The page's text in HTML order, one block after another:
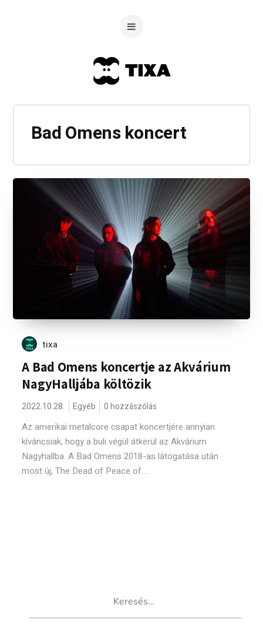
Bad Omens koncert
tixa
A Bad Omens koncertje az Akvárium
NagyHalljába költözik
2022.10.28. Egyéb 0 hozzászólás
Az amerikai metalcore csapat koncertjére annyian
kíváncsiak, hogy a buli végül átkerül az Akvárium
Nagyhallba. A Bad Omens 2018-as látogatása után
most új, The Dead of Peace of...